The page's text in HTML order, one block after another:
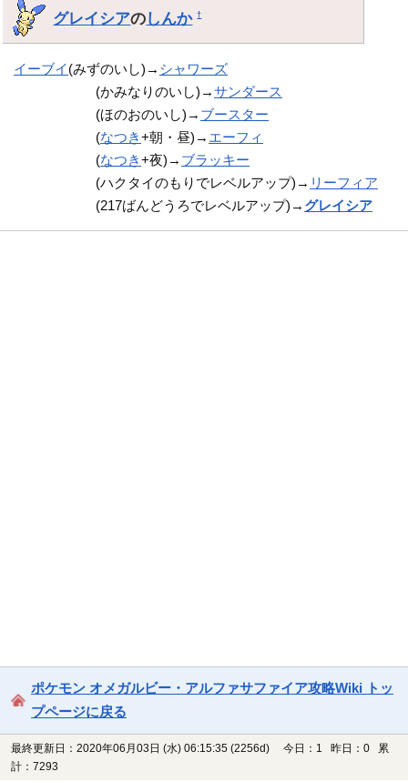
グレイシアのしんか †
イーブイ(みずのいし)→ シャワーズ
(かみなりのいし)→サンダース
(ほのおのいし)→ ブースター
(なつき+朝・昼)→ エーフィ
(なつき+夜)→ ブラッキー
(ハクタイのもりでレベルアップ)→ リーフィア
(217ばんどうろでレベルアップ)→ グレイシア
ポケモン オメガルビー・アルファサファイア攻略Wiki トッ
プページに戻る
最終更新日：2020年06月03日 (水) 06:15:35 (2256d)
今日：1 昨日：0 累
計：7293